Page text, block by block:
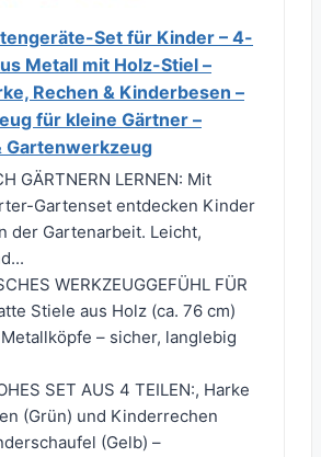
Set für Kinder – 4-
Metall mit Holz-Stiel –
Rechen & Kinderbesen –
für kleine Gärtner –
Gartenwerkzeug
GÄRTNERN LERNEN: Mit
Gartenset entdecken Kinder
der Gartenarbeit. Leicht,
WERKZEUGGEFÜHL FÜR
Stiele aus Holz (ca. 76 cm)
– sicher, langlebig
SET AUS 4 TEILEN:, Harke
(Grün) und Kinderrechen
(Gelb) –